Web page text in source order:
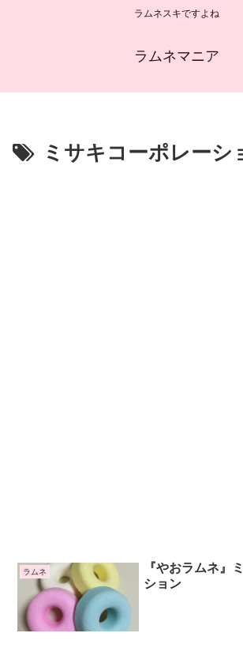
ラムネスキですよね
ラムネマニア
ミサキコーポレーシ
ラムネ
『やおラムネ』
ション